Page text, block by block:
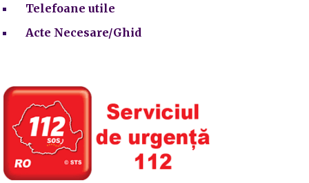
Telefoane utile
Acte Necesare/Ghid